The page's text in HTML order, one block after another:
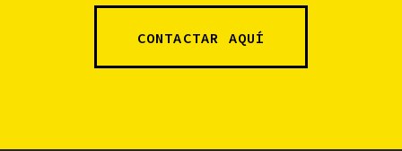
CONTACTAR AQUÍ